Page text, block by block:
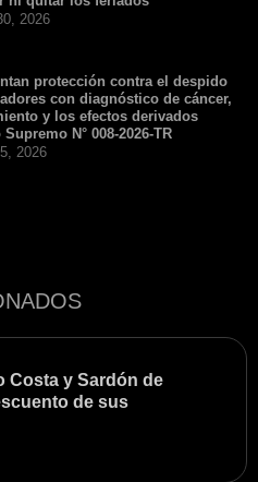
2026
protección contra el despido
con diagnóstico de cáncer,
y los efectos derivados
Supremo N° 008-2026-TR
2026
Costa y Sardón de
de sus